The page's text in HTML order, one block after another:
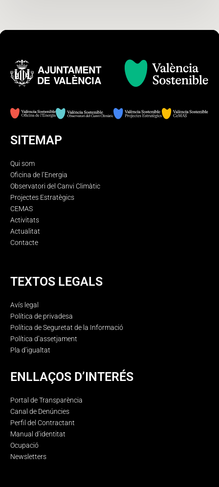
SITEMAP
Qui som
Oficina de l’Energia
Observatori del Canvi Climàtic
Projectes Estratègics
CEMAS
Activitats
Actualitat
Contacte
TEXTOS LEGALS
Avís legal
Política de privadesa
Política de Seguretat de la Informació
Política d’assetjament
Pla d’igualtat
ENLLAÇOS D’INTERÉS
Portal de Transparència
Canal de Denúncies
Perfil del Contractant
Manual d’identitat
Ocupació
Newsletters